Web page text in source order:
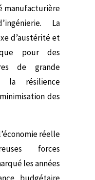
manufacturière
La
d’austérité et
pour des
de grande
la résilience
des
réelle
forces
les années